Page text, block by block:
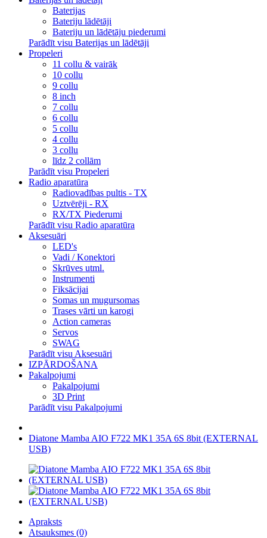
Baterijas
Bateriju lādētāji
Bateriju un lādētāju piederumi
Parādīt visu Baterijas un lādētāji
Propeleri
11 collu & vairāk
10 collu
9 collu
8 inch
7 collu
6 collu
5 collu
4 collu
3 collu
līdz 2 collām
Parādīt visu Propeleri
Radio aparatūra
Radiovadības pultis - TX
Uztvērēji - RX
RX/TX Piederumi
Parādīt visu Radio aparatūra
Aksesuāri
LED's
Vadi / Konektori
Skrūves utml.
Instrumenti
Fiksācijai
Somas un mugursomas
Trases vārti un karogi
Action cameras
Servos
SWAG
Parādīt visu Aksesuāri
IZPĀRDOŠANA
Pakalpojumi
Pakalpojumi
3D Print
Parādīt visu Pakalpojumi
Diatone Mamba AIO F722 MK1 35A 6S 8bit (EXTERNAL
USB)
Apraksts
Atsauksmes (0)